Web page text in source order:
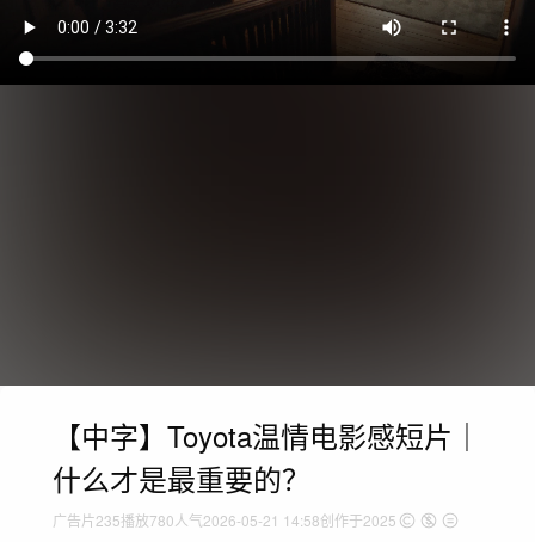
【中字】Toyota温情电影感短片｜
什么才是最重要的？
广告片235播放780人气2026-05-21 14:58创作于2025